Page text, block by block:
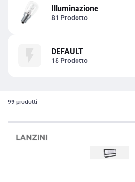
Illuminazione
81 Prodotto
DEFAULT
18 Prodotto
99 prodotti